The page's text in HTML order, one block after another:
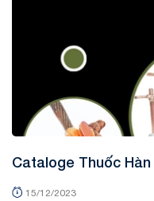
Cataloge Thuốc Hàn
15/12/2023